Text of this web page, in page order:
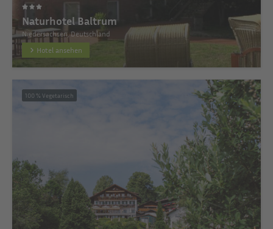
Naturhotel Baltrum
Niedersachsen, Deutschland
Hotel ansehen
100 % Vegetarisch